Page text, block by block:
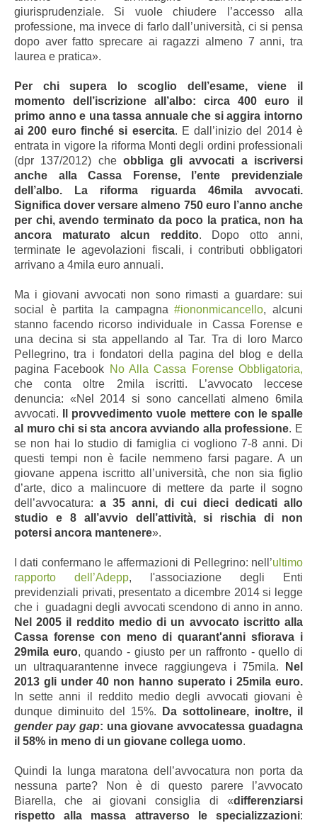
giurisprudenziale. Si vuole chiudere l’accesso alla
professione, ma invece di farlo dall’università, ci si pensa
dopo aver fatto sprecare ai ragazzi almeno 7 anni, tra
laurea e pratica».
Per chi supera lo scoglio dell’esame, viene il
momento dell’iscrizione all’albo: circa 400 euro il
primo anno e una tassa annuale che si aggira intorno
ai 200 euro finché si esercita. E dall’inizio del 2014 è
entrata in vigore la riforma Monti degli ordini professionali
(dpr 137/2012) che obbliga gli avvocati a iscriversi
anche alla Cassa Forense, l’ente previdenziale
dell’albo. La riforma riguarda 46mila avvocati.
Significa dover versare almeno 750 euro l’anno anche
per chi, avendo terminato da poco la pratica, non ha
ancora maturato alcun reddito. Dopo otto anni,
terminate le agevolazioni fiscali, i contributi obbligatori
arrivano a 4mila euro annuali.
Ma i giovani avvocati non sono rimasti a guardare: sui
social è partita la campagna#iononmicancello, alcuni
stanno facendo ricorso individuale in Cassa Forense e
una decina si sta appellando al Tar. Tra di loro Marco
Pellegrino, tra i fondatori della pagina del blog e della
pagina Facebook No Alla Cassa Forense Obbligatoria,
che conta oltre 2mila iscritti. L’avvocato leccese
denuncia: «Nel 2014 si sono cancellati almeno 6mila
avvocati.
Il provvedimento vuole mettere con le spalle
al muro chi si sta ancora avviando alla professione. E
se non hai lo studio di famiglia ci vogliono 7-8 anni. Di
questi tempi non è facile nemmeno farsi pagare. A un
giovane appena iscritto all’università, che non sia figlio
d’arte, dico a malincuore di mettere da parte il sogno
dell’avvocatura: a 35 anni, di cui dieci dedicati allo
studio e 8 all’avvio dell’attività, si rischia di non
potersi ancora mantenere».
I dati confermano le affermazioni di Pellegrino: nell’ultimo
rapporto dell’Adepp, l'associazione degli Enti
previdenziali privati, presentato a dicembre 2014 si legge
che i guadagni degli avvocati scendono di anno in anno.
Nel 2005 il reddito medio di un avvocato iscritto alla
Cassa forense con meno di quarant'anni sfiorava i
29mila euro, quando - giusto per un raffronto - quello di
un ultraquarantenne invece raggiungeva i 75mila. Nel
2013 gli under 40 non hanno superato i 25mila euro.
In sette anni il reddito medio degli avvocati giovani è
dunque diminuito del 15%. Da sottolineare, inoltre, il
gender pay gap: una giovane avvocatessa guadagna
il 58% in meno di un giovane collega uomo.
Quindi la lunga maratona dell’avvocatura non porta da
nessuna parte? Non è di questo parere l’avvocato
Biarella, che ai giovani consiglia di «differenziarsi
rispetto alla massa attraverso le specializzazioni: